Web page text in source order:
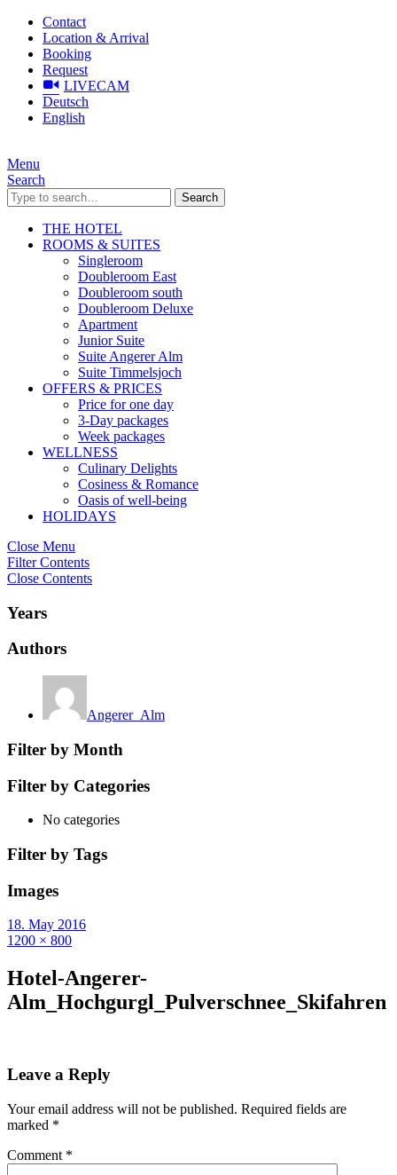
Contact
Location & Arrival
Booking
Request
LIVECAM
Deutsch
English
Menu
Search
Search
THE HOTEL
ROOMS & SUITES
Singleroom
Doubleroom East
Doubleroom south
Doubleroom Deluxe
Apartment
Junior Suite
Suite Angerer Alm
Suite Timmelsjoch
OFFERS & PRICES
Price for one day
3-Day packages
Week packages
WELLNESS
Culinary Delights
Cosiness & Romance
Oasis of well-being
HOLIDAYS
Close Menu
Filter Contents
Close Contents
Years
Authors
Angerer_Alm
Filter by Month
Filter by Categories
No categories
Filter by Tags
Images
18. May 2016
1200 × 800
Hotel-Angerer-
Alm_Hochgurgl_Pulverschnee_Skifahren
Leave a Reply
Your email address will not be published. Required fields are
marked *
Comment *